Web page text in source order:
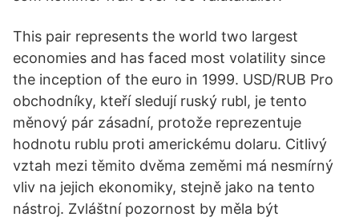
This pair represents the world two largest
economies and has faced most volatility since
the inception of the euro in 1999. USD/RUB Pro
obchodníky, kteří sledují ruský rubl, je tento
měnový pár zásadní, protože reprezentuje
hodnotu rublu proti americkému dolaru. Citlivý
vztah mezi těmito dvěma zeměmi má nesmírný
vliv na jejich ekonomiky, stejně jako na tento
nástroj. Zvláštní pozornost by měla být